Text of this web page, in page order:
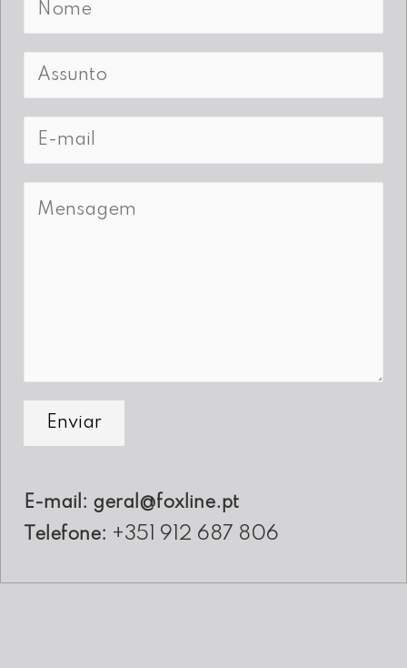
Enviar
E-mail: geral@foxline.pt
Telefone: +351 912 687 806